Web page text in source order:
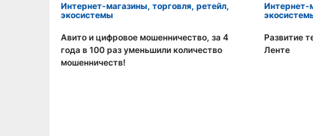
Интернет-магазины, торговля, ретейл,
экосистемы
Смотреть видео
Авито и цифровое мошенничество, за 4
года в 100 раз уменьшили количество
мошенничеств!
Интернет-магазины, торговля, ретейл,
Развитие
Ленте